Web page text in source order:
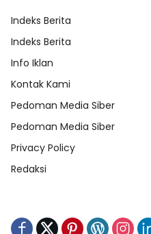
Indeks Berita
Indeks Berita
Info Iklan
Kontak Kami
Pedoman Media Siber
Pedoman Media Siber
Privacy Policy
Redaksi